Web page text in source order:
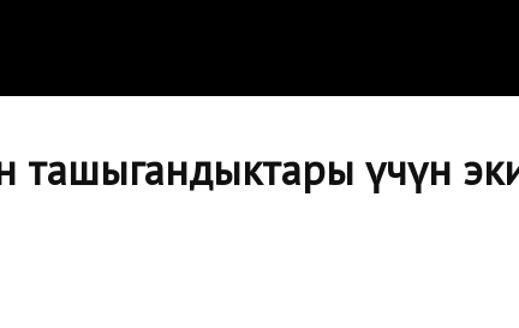
ташыгандыктары үчүн